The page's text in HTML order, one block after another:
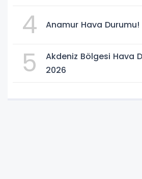
4 Anamur Hava Durumu!
5
Akdeniz Bölgesi Hava
2026